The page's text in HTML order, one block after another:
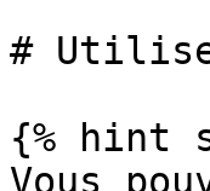
#
{% hint
Vous